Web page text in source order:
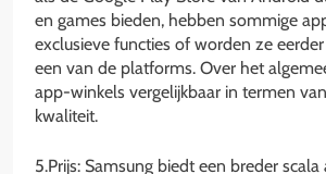
en games bieden, hebben sommige
exclusieve functies of worden ze
een van de platforms. Over het
app-winkels vergelijkbaar in termen
kwaliteit.
5.Prijs: Samsung biedt een breder scala